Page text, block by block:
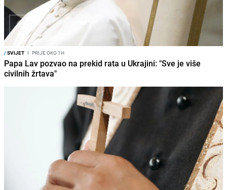
/SVIJET I PRIJE OKO 1H
Papa Lav pozvao na prekid rata u Ukrajini: "Sve je više
civilnih žrtava"